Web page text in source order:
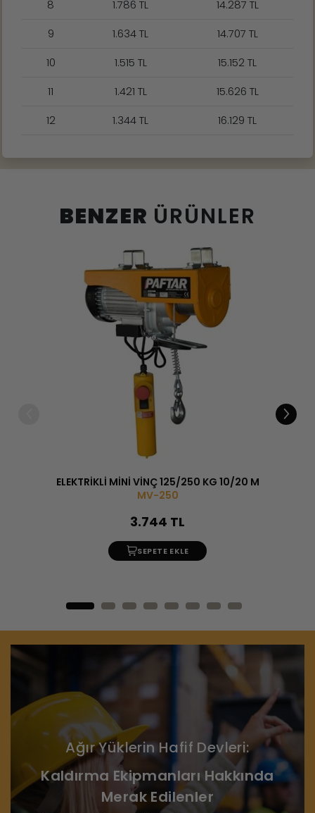
8
1.786 TL
14.287 TL
9
1.634 TL
14.707 TL
10
1.515 TL
15.152 TL
11
1.421 TL
15.626 TL
12
1.344 TL 16.129 TL
BENZER ÜRÜNLER
ELEKTRİKLİ MİNİ VİNÇ 125/250 KG 10/20 M
MV-250
3.744 TL
SEPETE EKLE
Ağır Yüklerin Hafif Devleri:
Kaldırma Ekipmanları Hakkında
Merak Edilenler